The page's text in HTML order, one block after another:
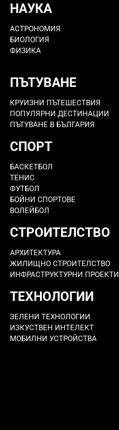
НАУКА
АСТРОНОМИЯ
БИОЛОГИЯ
ФИЗИКА
ПЪТУВАНЕ
КРУИЗНИ ПЪТЕШЕСТВИЯ
ПОПУЛЯРНИ ДЕСТИНАЦИИ
ПЪТУВАНЕ В БЪЛГАРИЯ
СПОРТ
БАСКЕТБОЛ
ТЕНИС
ФУТБОЛ
БОЙНИ СПОРТОВЕ
ВОЛЕЙБОЛ
СТРОИТЕЛСТВО
АРХИТЕКТУРА
ЖИЛИЩНО СТРОИТЕЛСТВО
ИНФРАСТРУКТУРНИ ПРОЕКТИ
ТЕХНОЛОГИИ
ЗЕЛЕНИ ТЕХНОЛОГИИ
ИЗКУСТВЕН ИНТЕЛЕКТ
МОБИЛНИ УСТРОЙСТВА